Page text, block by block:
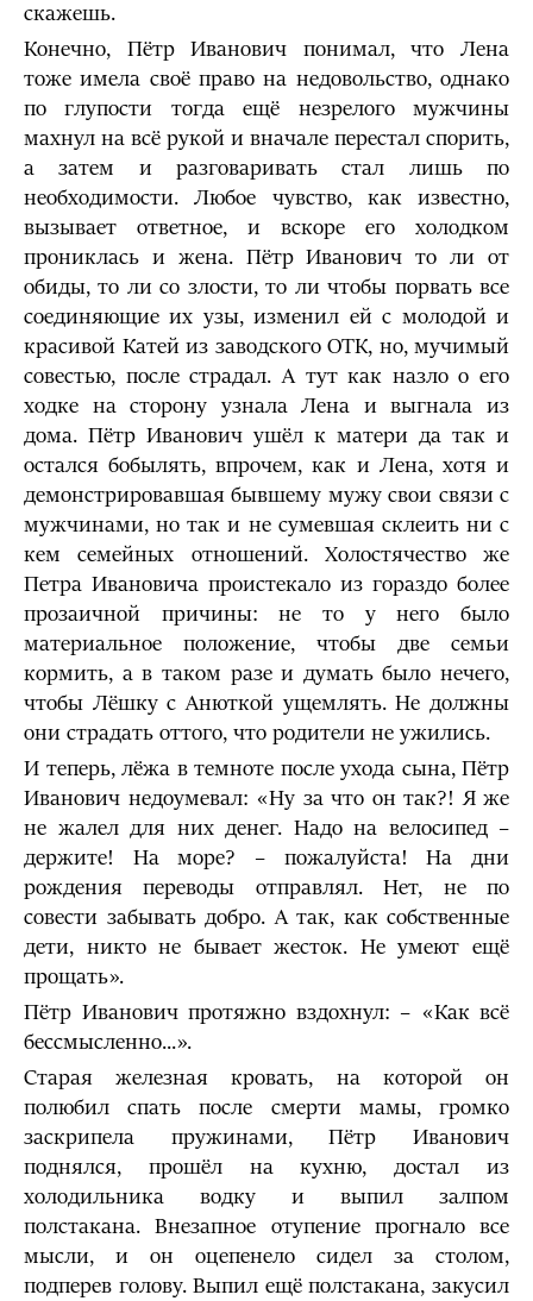
скажешь.
Конечно, Пётр Иванович понимал, что Лена
тоже имела своё право на недовольство, однако
по глупости тогда ещё незрелого мужчины
махнул на всё рукой и вначале перестал спорить,
а затем и разговаривать стал лишь по
необходимости. Любое чувство, как известно,
вызывает ответное, и вскоре его холодком
прониклась и жена. Пётр Иванович то ли от
обиды, то ли со злости, то ли чтобы порвать все
соединяющие их узы, изменил ей с молодой и
красивой Катей из заводского ОТК, но, мучимый
совестью, после страдал. А тут как назло о его
ходке на сторону узнала Лена и выгнала из
дома. Пётр Иванович ушёл к матери да так и
остался бобылять, впрочем, как и Лена, хотя и
демонстрировавшая бывшему мужу свои связи с
мужчинами, но так и не сумевшая склеить ни с
кем семейных отношений. Холостячество же
Петра Ивановича проистекало из гораздо более
прозаичной причины: не то у него было
материальное положение, чтобы две семьи
кормить, а в таком разе и думать было нечего,
чтобы Лёшку с Анюткой ущемлять. Не должны
они страдать оттого, что родители не ужились.
И теперь, лёжа в темноте после ухода сына, Пётр
Иванович недоумевал: «Ну за что он так?! Я же
не жалел для них денег. Надо на велосипед –
держите! На море? – пожалуйста! На дни
рождения переводы отправлял. Нет, не по
совести забывать добро. А так, как собственные
дети, никто не бывает жесток. Не умеют ещё
прощать».
Пётр Иванович протяжно вздохнул: – «Как всё
бессмысленно...».
Старая железная кровать, на которой он
полюбил спать после смерти мамы, громко
заскрипела пружинами, Пётр Иванович
поднялся, прошёл на кухню, достал из
холодильника водку и выпил залпом
полстакана. Внезапное отупение прогнало все
мысли, и он оцепенело сидел за столом,
подперев голову. Выпил ещё полстакана, закусил